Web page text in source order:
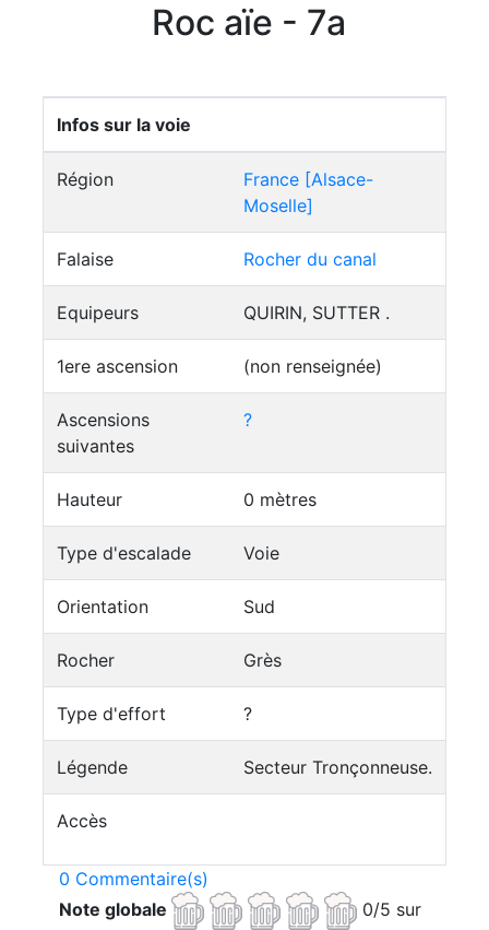
Roc aïe - 7a
Infos sur la voie
Région
France [Alsace-
Moselle]
Falaise Rocher du canal
Equipeurs QUIRIN, SUTTER .
1ere ascension (non renseignée)
Ascensions
suivantes
?
Hauteur 0 mètres
Type d'escalade Voie
Orientation Sud
Rocher Grès
Type d'effort ?
Légende Secteur Tronçonneuse.
Accès
0 Commentaire(s)
Note globale
0/5 sur